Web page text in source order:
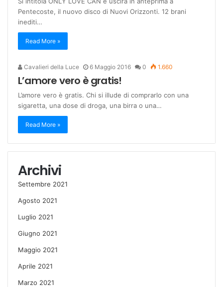
Pentecoste, il nuovo disco di Nuovi Orizzonti. 12 brani
inediti…
Read More »
Cavalieri della Luce 6 Maggio 2016 0 1.660
L’amore vero è gratis!
L’amore vero è gratis. Chi si illude di comprarlo con una
sigaretta, una dose di droga, una birra o una…
Read More »
Archivi
Settembre 2021
Agosto 2021
Luglio 2021
Giugno 2021
Maggio 2021
Aprile 2021
Marzo 2021